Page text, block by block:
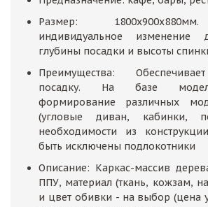
Размер:
индивидуальное изменение
глубины посадки и высоты
Преимущества:
посадку. На базе
формирование различных
(угловые диван, кабинки,
необходимости из
быть исключены подлокотники
Описание: Каркас-массив
ППУ, материал (ткань, кожзам,
и цвет обивки - на выбор (цена